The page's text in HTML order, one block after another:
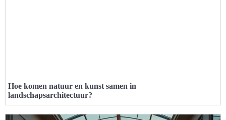
Hoe komen natuur en kunst samen in
landschapsarchitectuur?